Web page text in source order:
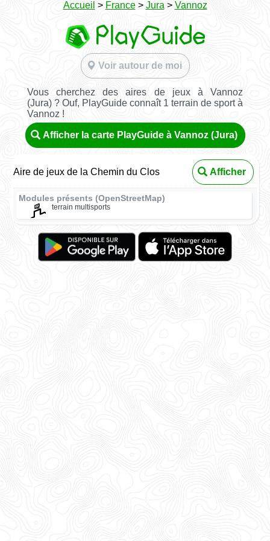
Accueil > France> Jura > Vannoz
Voir autour de moi
Vous cherchez des aires de jeux à Vannoz
(Jura) ? Ouf, PlayGuide connaît 1 terrain de sport à
Vannoz !
Afficher la carte PlayGuide à Vannoz (Jura)
Aire de jeux de la Chemin du Clos Afficher
Modules présents (OpenStreetMap)
terrain multisports